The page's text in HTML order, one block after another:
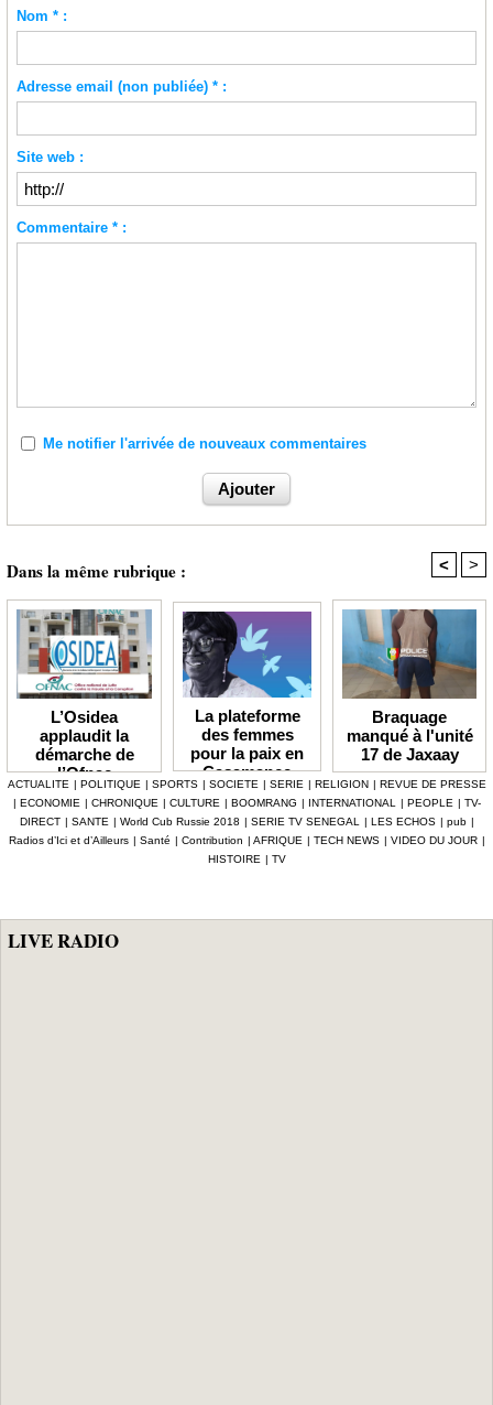
Nom * :
Adresse email (non publiée) * :
Site web :
Commentaire * :
Me notifier l'arrivée de nouveaux commentaires
Dans la même rubrique : < >
L’Osidea
applaudit la
démarche de
l’Ofnac
La plateforme
des femmes
pour la paix en
Casamance
lauréate du Prix
Icip 2026
Braquage
manqué à l'unité
17 de Jaxaay
ACTUALITE | POLITIQUE | SPORTS | SOCIETE | SERIE | RELIGION | REVUE DE PRESSE
| ECONOMIE | CHRONIQUE | CULTURE | BOOMRANG | INTERNATIONAL | PEOPLE | TV-
DIRECT | SANTE | World Cub Russie 2018 | SERIE TV SENEGAL | LES ECHOS | pub |
Radios d’Ici et d’Ailleurs | Santé | Contribution | AFRIQUE | TECH NEWS | VIDEO DU JOUR |
HISTOIRE | TV
LIVE RADIO